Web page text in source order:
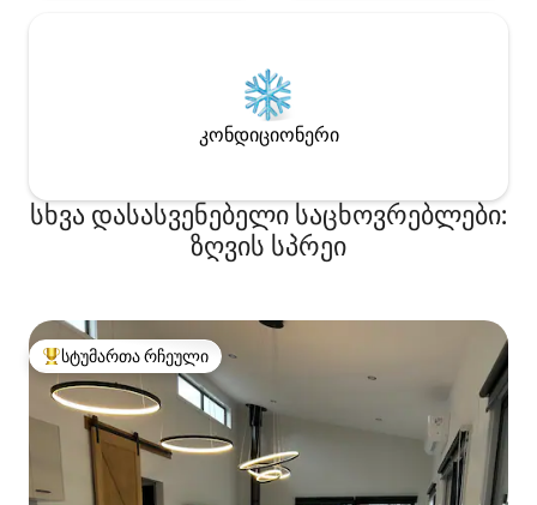
კონდიციონერი
სხვა დასასვენებელი საცხოვრებლები:
ზღვის სპრეი
სტუმართა რჩეული მოწინავე ვარიანტი
სტუმართა რჩეული